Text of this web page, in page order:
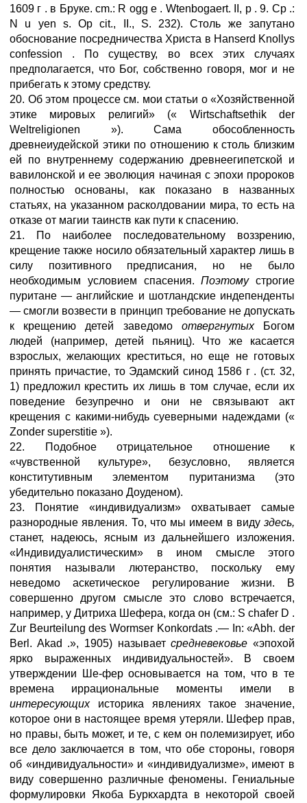
1609 г . в Бруке. cm.: R ogg е . Wtenbogaert. II, р . 9. Ср .:
N u yen s. Ор cit., II., S. 232). Столь же запутано
обоснование посредничества Христа в Hanserd Knollys
confession . По существу, во всех этих случаях
предполагается, что Бог, собственно говоря, мог и не
прибегать к этому средству.
20. Об этом процессе см. мои статьи о «Хозяйственной
этике мировых религий» (« Wirtschaftsethik der
Weltreligionen »). Сама обособленность
древнеиудейской этики по отношению к столь близким
ей по внутреннему содержанию древнеегипетской и
вавилонской и ее эволюция начиная с эпохи пророков
полностью основаны, как показано в названных
статьях, на указанном расколдовании мира, то есть на
отказе от магии таинств как пути к спасению.
21. По наиболее последовательному воззрению,
крещение также носило обязательный характер лишь в
силу позитивного предписания, но не было
необходимым условием спасения.Поэтому строгие
пуритане — английские и шотландские индепенденты
— смогли возвести в принцип требование не допускать
к крещению детей заведомо отвергнутых
Богом
людей (например, детей пьяниц). Что же касается
взрослых, желающих креститься, но еще не готовых
принять причастие, то Эдамский синод 1586 г . (ст. 32,
1) предложил крестить их лишь в том случае, если их
поведение безупречно и они не связывают акт
крещения с какими-нибудь суеверными надеждами («
Zonder superstitie »).
22. Подобное отрицательное отношение к
«чувственной культуре», безусловно, является
конститутивным элементом пуританизма (это
убедительно показано Доуденом).
23. Понятие «индивидуализм» охватывает самые
разнородные явления. То, что мы имеем в виду здесь,
станет, надеюсь, ясным из дальнейшего изложения.
«Индивидуалистическим» в ином смысле этого
понятия называли лютеранство, поскольку ему
неведомо аскетическое регулирование жизни. В
совершенно другом смысле это слово встречается,
например, у Дитриха Шефера, когда он (см.: S chafer D .
Zur Beurteilung des Wormser Konkordats .— In: «Abh. der
Berl. Akad .», 1905) называетсредневековье«эпохой
ярко выраженных индивидуальностей». В своем
утверждении Ше-фер основывается на том, что в те
времена иррациональные моменты имели в
интересующих историка явлениях такое значение,
которое они в настоящее время утеряли. Шефер прав,
но правы, быть может, и те, с кем он полемизирует, ибо
все дело заключается в том, что обе стороны, говоря
об «индивидуальности» и «индивидуализме», имеют в
виду совершенно различные феномены. Гениальные
формулировки Якоба Буркхардта в некоторой своей